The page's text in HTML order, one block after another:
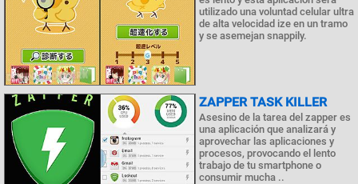
utilizado una voluntad celular ultra
de alta velocidad ize en un tramo
y se asemejan snappily.
ZAPPER TASK KILLER
Asesino de la tarea del zapper es
una aplicación que analizará y
aprovechar las aplicaciones y
procesos, provocando el lento
trabajo de tu smartphone o
consumir mucha ..